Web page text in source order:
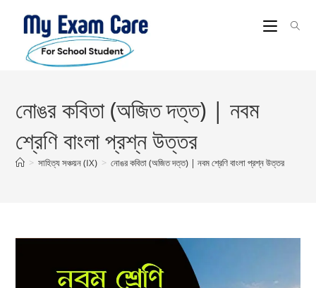
content
নোঙর কবিতা (অজিত দত্ত) | নবম
শ্রেণি বাংলা প্রশ্ন উত্তর
> সাহিত্য সঞ্চয়ন (IX) > নোঙর কবিতা (অজিত দত্ত) | নবম শ্রেণি বাংলা প্রশ্ন উত্তর